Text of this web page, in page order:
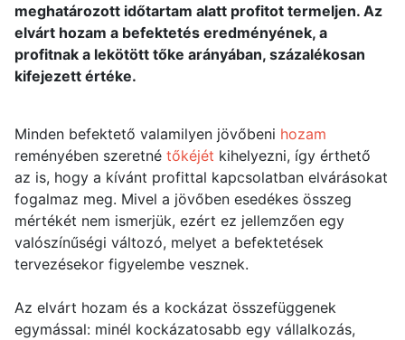
meghatározott időtartam alatt profitot termeljen. Az
elvárt hozam a befektetés eredményének, a
profitnak a lekötött tőke arányában, százalékosan
kifejezett értéke.
Minden befektető valamilyen jövőbeni hozam
reményében szeretné tőkéjét kihelyezni, így érthető
az is, hogy a kívánt profittal kapcsolatban elvárásokat
fogalmaz meg. Mivel a jövőben esedékes összeg
mértékét nem ismerjük, ezért ez jellemzően egy
valószínűségi változó, melyet a befektetések
tervezésekor figyelembe vesznek.
Az elvárt hozam és a kockázat összefüggenek
egymással: minél kockázatosabb egy vállalkozás,